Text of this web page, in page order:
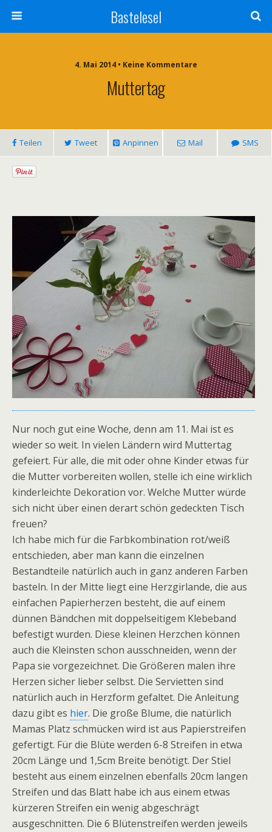
Bastelesel
4. Mai 2014 • Keine Kommentare
Muttertag
Teilen Tweet Anpinnen Mail SMS
Nur noch gut eine Woche, denn am 11. Mai ist es
wieder so weit. In vielen Ländern wird Muttertag
gefeiert. Für alle, die mit oder ohne Kinder etwas für
die Mutter vorbereiten wollen, stelle ich eine wirklich
kinderleichte Dekoration vor. Welche Mutter würde
sich nicht über einen derart schön gedeckten Tisch
freuen?
Ich habe mich für die Farbkombination rot/weiß
entschieden, aber man kann die einzelnen
Bestandteile natürlich auch in ganz anderen Farben
basteln. In der Mitte liegt eine Herzgirlande, die aus
einfachen Papierherzen besteht, die auf einem
dünnen Bändchen mit doppelseitigem Klebeband
befestigt wurden. Diese kleinen Herzchen können
auch die Kleinsten schon ausschneiden, wenn der
Papa sie vorgezeichnet. Die Größeren malen ihre
Herzen sicher lieber selbst. Die Servietten sind
natürlich auch in Herzform gefaltet. Die Anleitung
dazu gibt es hier. Die große Blume, die natürlich
Mamas Platz schmücken wird ist aus Papierstreifen
gefertigt. Für die Blüte werden 6-8 Streifen in etwa
20cm Länge und 1,5cm Breite benötigt. Der Stiel
besteht aus einem einzelnen ebenfalls 20cm langen
Streifen und das Blatt habe ich aus einem etwas
kürzeren Streifen ein wenig abgeschrägt
ausgeschnitten. Die 6 Blütenstreifen werden jeweils